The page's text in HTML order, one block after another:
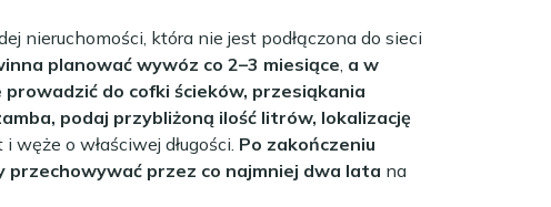
nieruchomości, która nie jest podłączona do sieci
planować wywóz co 2–3 miesiące a w
do cofki ścieków, przesiąkania
podaj przybliżoną ilość litrów, lokalizację
o właściwej długości. Po zakończeniu
przez co najmniej dwa lata na